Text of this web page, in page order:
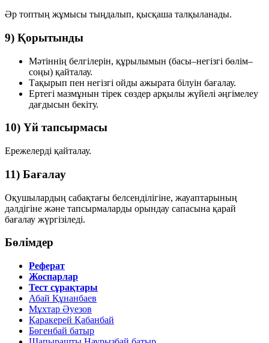
Әр топтың жұмысы тыңдалып, қысқаша талқыланады.
9) Қорытынды
Мәтіннің белгілерін, құрылымын (басы–негізгі бөлім–
соңы) қайталау.
Тақырып пен негізгі ойды ажырата білуін бағалау.
Ертегі мазмұнын тірек сөздер арқылы жүйелі әңгімелеу
дағдысын бекіту.
10) Үй тапсырмасы
Ережелерді қайталау.
11) Бағалау
Оқушылардың сабақтағы белсенділігіне, жауаптарының
дәлдігіне және тапсырмаларды орындау сапасына қарай
бағалау жүргізіледі.
Бөлімдер
Реферат
Жоспарлар
Тест сұрақтары
Абай Құнанбаев
Мұхтар Әуезов
Қаракерей Қабанбай
Бөгенбай батыр